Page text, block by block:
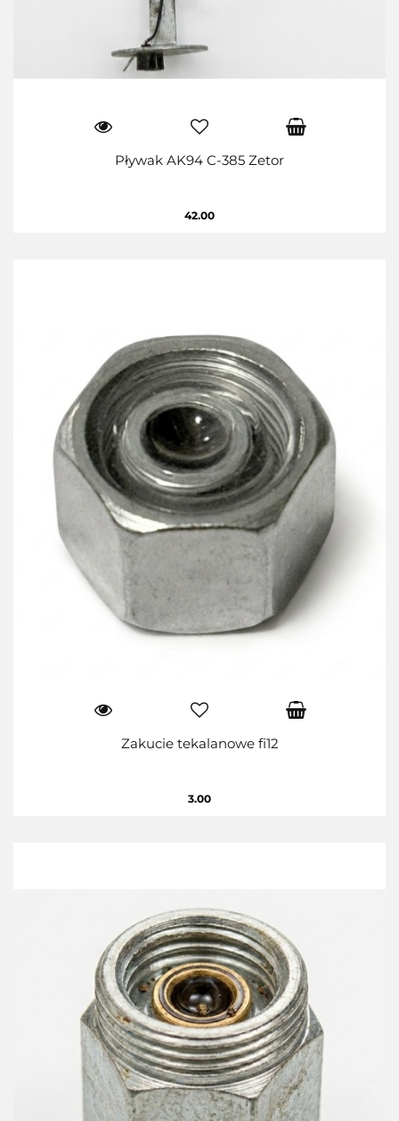
Pływak AK94 C-385 Zetor
42.00
Zakucie tekalanowe fi12
3.00